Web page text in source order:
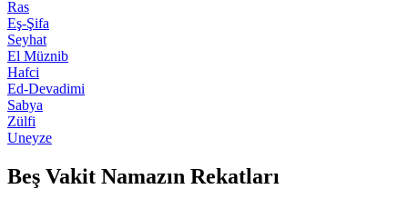
Ras
Eş-Şifa
Seyhat
El Müznib
Hafci
Ed-Devadimi
Sabya
Zülfi
Uneyze
Beş Vakit Namazın Rekatları